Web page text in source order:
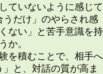
ていないように感じて
うだけ」のやらされ感
ない」と苦手意識を持
か。
を積むことで、相手へ
と、対話の質が高ま